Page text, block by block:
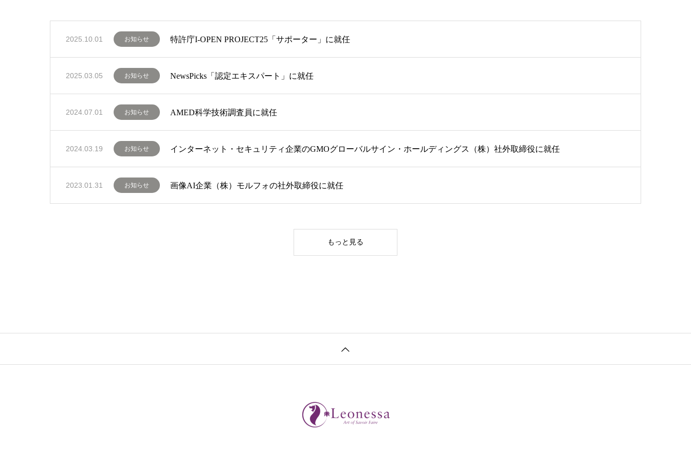
2025.10.01 お知らせ 特許庁I-OPEN PROJECT25「サポーター」に就任
2025.03.05 お知らせ NewsPicks「認定エキスパート」に就任
2024.07.01 お知らせ AMED科学技術調査員に就任
2024.03.19 お知らせ インターネット・セキュリティ企業のGMOグローバルサイン・ホールディングス（株）社外取締役に就任
2023.01.31 お知らせ 画像AI企業（株）モルフォの社外取締役に就任
もっと見る